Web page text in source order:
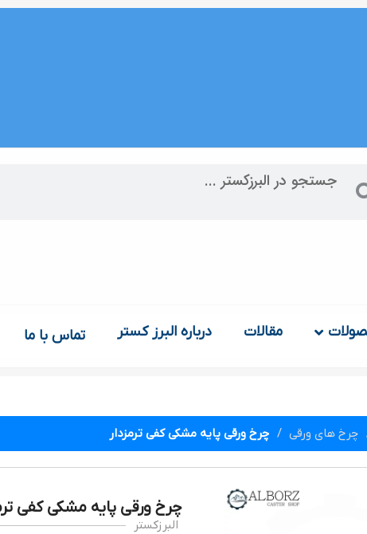
مقالات درباره البرز کستر تماس با ما
چرخ های ورقی چرخ ورقی پایه مشکی کفی ترمزدار
چرخ ورقی پایه مشکی کفی
البرزکستر